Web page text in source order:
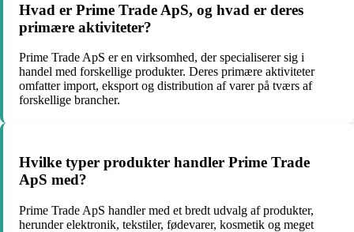
Hvad er Prime Trade ApS, og hvad er deres
primære aktiviteter?
Prime Trade ApS er en virksomhed, der specialiserer sig i
handel med forskellige produkter. Deres primære aktiviteter
omfatter import, eksport og distribution af varer på tværs af
forskellige brancher.
Hvilke typer produkter handler Prime Trade
ApS med?
Prime Trade ApS handler med et bredt udvalg af produkter,
herunder elektronik, tekstiler, fødevarer, kosmetik og meget